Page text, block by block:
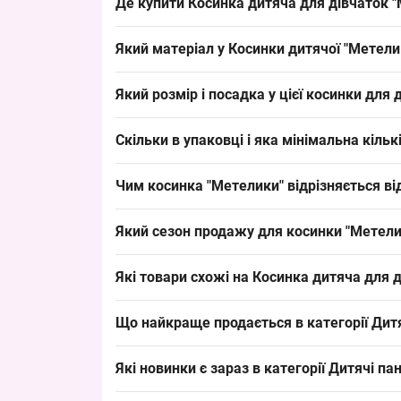
стабільним попитом і добре підходить для
Який матеріал у Косинки дитячої
пропозицію клієнтам і закриває базовий попит.
Який розмір і посадка у цієї косинки для
на ринку дитячих головних уборів.
Скільки в упаковці і яка мінімальна
для продажу в сезон.
Чим косинка "Метелики" відрізняється
панамки з іншої тканини або фасону, що дає
Який сезон продажу для косинки
швидкий обіг позиції в літній період.
Які товари схожі на Косинка дитяча
Панама дитяча "MJ" бавовна для дівчаток
Що найкраще продається в категорії
Які новинки є зараз в категоріїДитячі